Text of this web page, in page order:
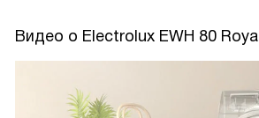
Видео о Electrolux EWH 80 Royal